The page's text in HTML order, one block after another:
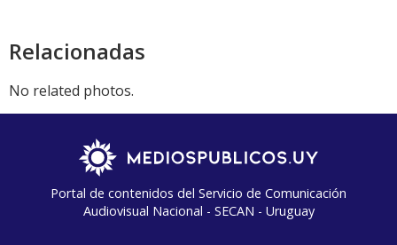
Relacionadas
No related photos.
Portal de contenidos del Servicio de Comunicación
Audiovisual Nacional - SECAN - Uruguay